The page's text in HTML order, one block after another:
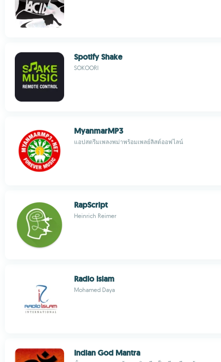
Spotify Shake
SOKOORI
MyanmarMP3
แอปสตรีมเพลงพม่าพร้อมเพลย์ลิสต์ออฟไลน์
RapScript
Heinrich Reimer
Radio Islam
Mohamed Daya
Indian God Mantra